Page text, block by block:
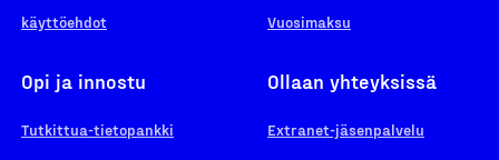
käyttöehdot
Vuosimaksu
Opi ja innostu
Tutkittua-tietopankki
Ollaan yhteyksissä
Extranet-jäsenpalvelu